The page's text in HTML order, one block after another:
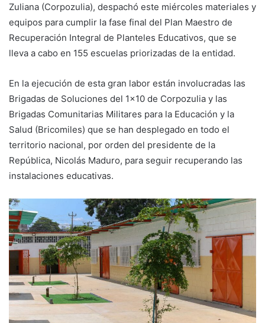
Zuliana (Corpozulia), despachó este miércoles materiales y
equipos para cumplir la fase final del Plan Maestro de
Recuperación Integral de Planteles Educativos, que se
lleva a cabo en 155 escuelas priorizadas de la entidad.
En la ejecución de esta gran labor están involucradas las
Brigadas de Soluciones del 1×10 de Corpozulia y las
Brigadas Comunitarias Militares para la Educación y la
Salud (Bricomiles) que se han desplegado en todo el
territorio nacional, por orden del presidente de la
República, Nicolás Maduro, para seguir recuperando las
instalaciones educativas.